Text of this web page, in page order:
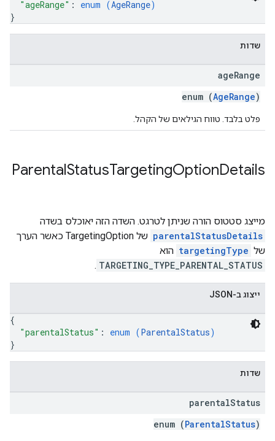
"ageRange" : enum (AgeRange)
}
שדות
ageRange
enum (AgeRange)
פלט בלבד. טווח הגילאים של הקהל.
ParentalStatusTargetingOptionDetails
מייצג סטטוס הורה שניתן לטרגט. השדה הזה יאוכלס בשדה
parentalStatusDetails
של TargetingOption כאשר הערך
של targetingType הוא
TARGETING_TYPE_PARENTAL_STATUS
.
ייצוג ב-JSON
{
"parentalStatus" : enum (ParentalStatus)
}
שדות
parentalStatus
enum (ParentalStatus)